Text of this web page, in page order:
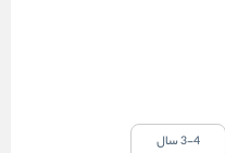
3-4 سال